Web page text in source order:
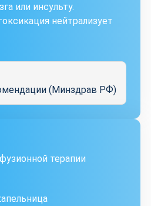
или инсульту.
нейтрализует
(Минздрав РФ)
терапии